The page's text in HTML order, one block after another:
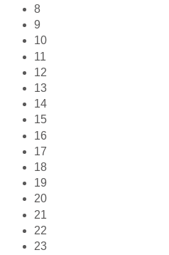
8
9
10
11
12
13
14
15
16
17
18
19
20
21
22
23